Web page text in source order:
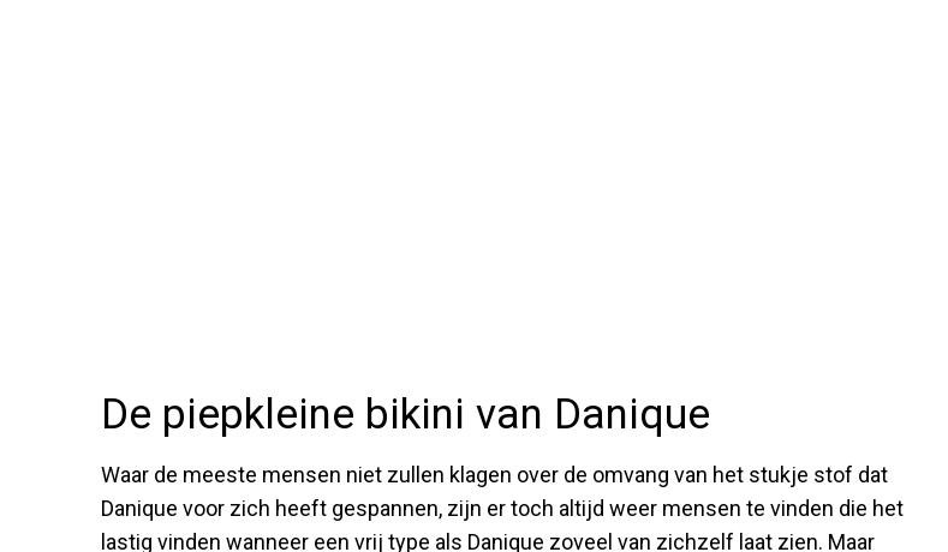
De piepkleine bikini van Danique
Waar de meeste mensen niet zullen klagen over de omvang van het stukje stof dat
Danique voor zich heeft gespannen, zijn er toch altijd weer mensen te vinden die het
lastig vinden wanneer een vrij type als Danique zoveel van zichzelf laat zien. Maar